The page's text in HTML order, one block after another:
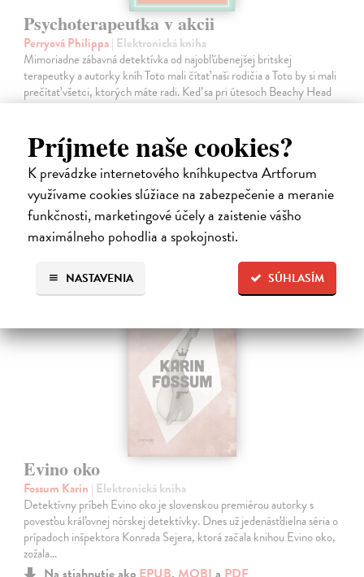
Príjmete naše cookies?
K prevádzke internetového kníhkupectva Artforum
využívame cookies slúžiace na zabezpečenie a meranie
funkčnosti, marketingové účely a zaistenie vášho
maximálneho pohodlia a spokojnosti.
SÚHLASÍM
NASTAVENIA
Psychoterapeutka v akcii
Perryová Philippa| Elektronická kniha
Mimoriadne zábavná detektívka od najobľúbenejšej britskej
terapeutky a autorky kníh Toto mali čítať naši rodičia a Toto by si mali
prečítať všetci, ktorých máte radi. Keď sa pri útesoch Beachy Head
nájde…
16,95 €
Evino oko
Fossum Karin | Elektronická kniha
Detektívny príbeh Evino oko je slovenskou premiérou autorky s
povesťou kráľovnej nórskej detektívky. Dnes už jedenásťdielna séria o
prípadoch inšpektora Konrada Sejera, ktorá začala knihou Evino oko,
zožala…